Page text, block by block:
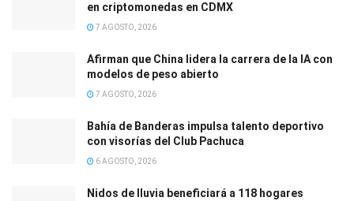
en criptomonedas en CDMX
7 AGOSTO, 2026
Afirman que China lidera la carrera de la IA con
modelos de peso abierto
7 AGOSTO, 2026
Bahía de Banderas impulsa talento deportivo
con visorías del Club Pachuca
6 AGOSTO, 2026
Nidos de lluvia beneficiará a 118 hogares